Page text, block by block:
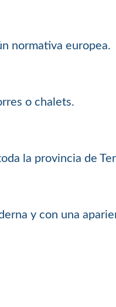
normativa europea.
o chalets.
la provincia de
y con una